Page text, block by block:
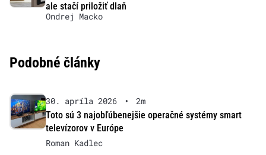
ale stačí priložiť dlaň
Ondrej Macko
Podobné články
30. apríla 2026 •
2m
Toto sú 3 najobľúbenejšie operačné systémy smart
televízorov v Európe
Roman Kadlec